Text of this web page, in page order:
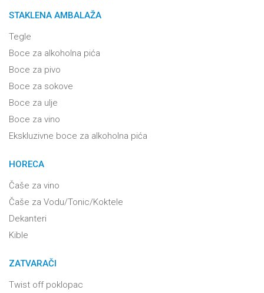
STAKLENA AMBALAŽA
Tegle
Boce za alkoholna pića
Boce za pivo
Boce za sokove
Boce za ulje
Boce za vino
Ekskluzivne boce za alkoholna pića
HORECA
Čaše za vino
Čaše za Vodu/Tonic/Koktele
Dekanteri
Kible
ZATVARAČI
Twist off poklopac